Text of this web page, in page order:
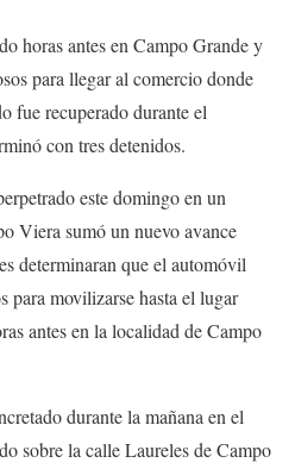
horas antes en Campo Grande y
para llegar al comercio donde
fue recuperado durante el
con tres detenidos.
este domingo en un
Viera sumó un nuevo avance
determinaran que el automóvil
para movilizarse hasta el lugar
antes en la localidad de Campo
durante la mañana en el
sobre la calle Laureles de Campo